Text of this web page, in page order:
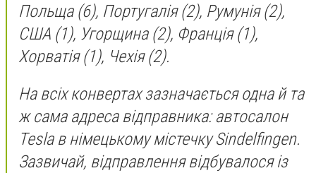
Польща (6), Португалія (2), Румунія (2),
США (1), Угорщина (2), Франція (1),
Хорватія (1), Чехія (2).
На всіх конвертах зазначається одна й та
ж сама адреса відправника: автосалон
Tesla в німецькому містечку Sindelfingen.
Зазвичай, відправлення відбувалося із